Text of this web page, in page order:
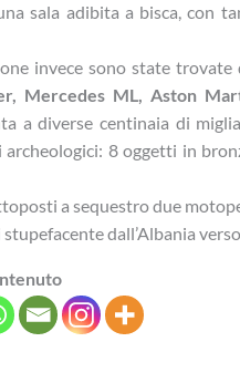
sala adibita a bisca, con
invece sono state
Mercedes ML, Aston
a diverse centinaia di
archeologici: 8 oggetti in
a sequestro due
dall’Albania